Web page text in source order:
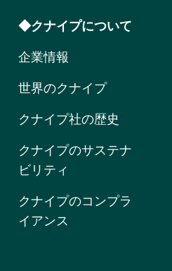
◆クナイプについて
企業情報
世界のクナイプ
クナイプ社の歴史
クナイプのサステナ
ビリティ
クナイプのコンプラ
イアンス